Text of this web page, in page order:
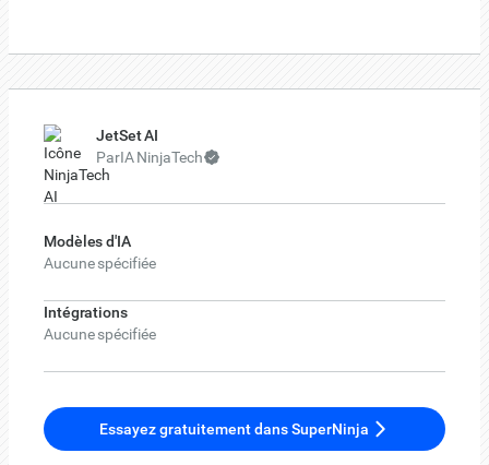
JetSet AI
ParIA NinjaTech
Modèles d'IA
Aucune spécifiée
Intégrations
Aucune spécifiée
Essayez gratuitement dans SuperNinja